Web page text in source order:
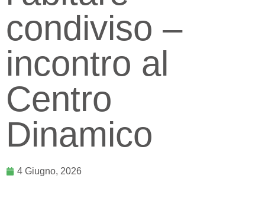
condiviso –
incontro al
Centro
Dinamico
4 Giugno, 2026